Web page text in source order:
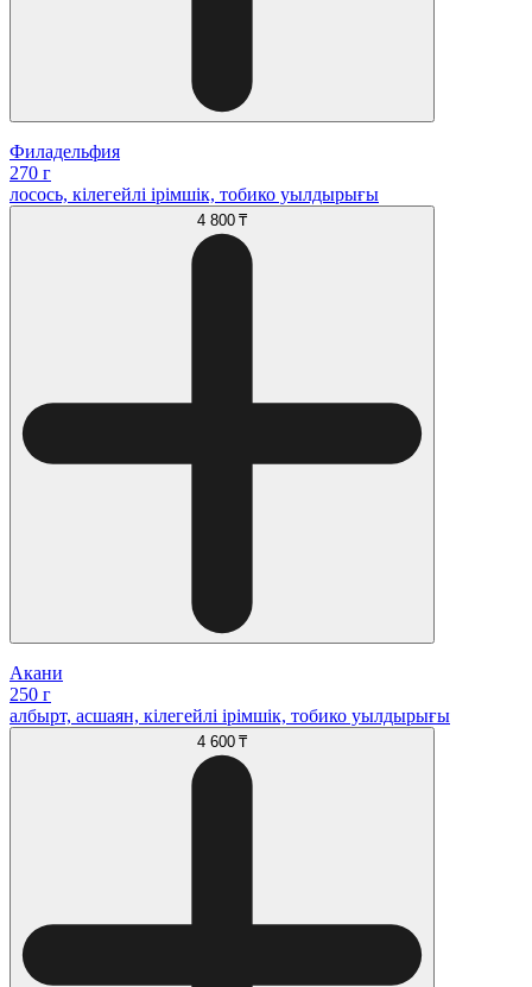
Филадельфия
270 г
лосось, кілегейлі ірімшік, тобико уылдырығы
4 800 ₸
Акани
250 г
албырт, асшаян, кілегейлі ірімшік, тобико уылдырығы
4 600 ₸